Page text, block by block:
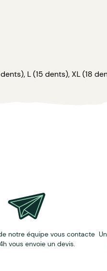
L (15 dents), XL (18
notre équipe vous contacte
vous envoie un devis.